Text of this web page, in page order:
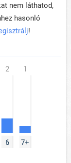
nem láthatod,
hasonló
!
6 7+